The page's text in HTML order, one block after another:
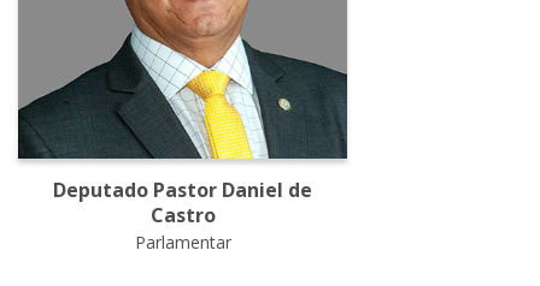
Deputado Pastor Daniel de
Castro
Parlamentar